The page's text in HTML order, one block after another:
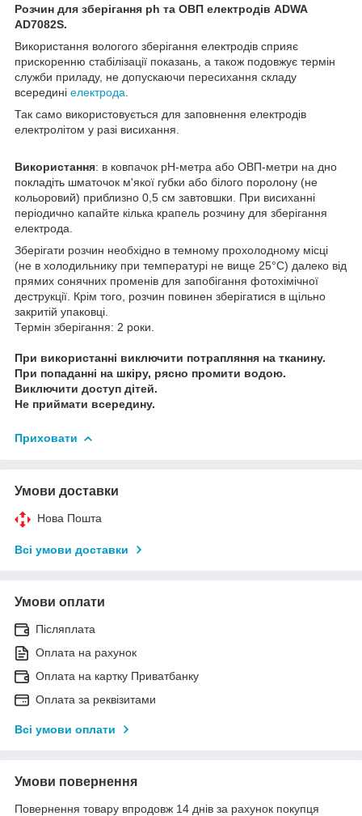
Розчин для зберігання ph та ОВП електродів ADWA
AD7082S.
Використання вологого зберігання електродів сприяє
прискоренню стабілізації показань, а також подовжує термін
служби приладу, не допускаючи пересихання складу
всередині електрода
Так само використовується для заповнення електродів
електролітом у разі висихання.
Використання: в ковпачок рН-метра або ОВП-метри на дно
покладіть шматочок м'якої губки або білого поролону (не
кольоровий) приблизно 0,5 см завтовшки. При висиханні
періодично капайте кілька крапель розчину для зберігання
електрода.
Зберігати розчин необхідно в темному прохолодному місці
(не в холодильнику при температурі не вище 25°С) далеко від
прямих сонячних променів для запобігання фотохімічної
деструкції. Крім того, розчин повинен зберігатися в щільно
закритій упаковці.
Термін зберігання: 2 роки.
При використанні виключити потрапляння на тканину.
При попаданні на шкіру, рясно промити водою.
Виключити доступ дітей.
Не приймати всередину.
Приховати
Умови доставки
Нова Пошта
Всі умови доставки
Умови оплати
Післяплата
Оплата на рахунок
Оплата на картку Приватбанку
Оплата за реквізитами
Всі умови оплати
Умови повернення
Повернення товару впродовж 14 днів за рахунок покупця